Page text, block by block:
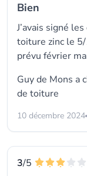
Bien
J’avais signé
toiture zinc le
prévu février
Guy de Mons a
de toiture
10 décembre 2024
3/5